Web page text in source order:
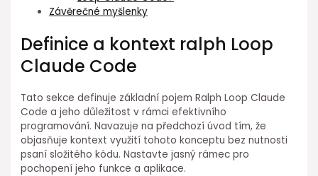
Závěrečné myšlenky
Definice a kontext ralph Loop
Claude Code
Tato sekce⁤ definuje základní pojem Ralph Loop Claude⁢
Code a jeho důležitost v⁣ rámci efektivního
programování. Navazuje na předchozí úvod⁢ tím,⁢ že
objasňuje kontext⁤ využití tohoto konceptu bez nutnosti
psaní složitého kódu. ⁢Nastavte jasný rámec ⁢pro
pochopení ⁣jeho funkce a aplikace.